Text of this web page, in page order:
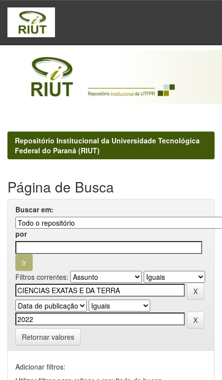
Skip
navigation
Repositório Institucional da Universidade Tecnológica
Federal do Paraná (RIUT)
Página de Busca
Buscar em:
por
Filtros correntes:
Retornar valores
Adicionar filtros: